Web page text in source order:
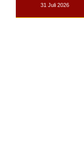
31 Juli 2026